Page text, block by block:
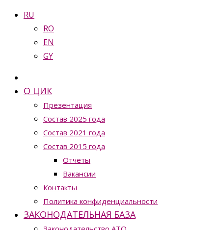
RU
RO
EN
GY
О ЦИК
Презентация
Состав 2025 года
Состав 2021 года
Состав 2015 года
Отчеты
Вакансии
Контакты
Политика конфиденциальности
ЗАКОНОДАТЕЛЬНАЯ БАЗА